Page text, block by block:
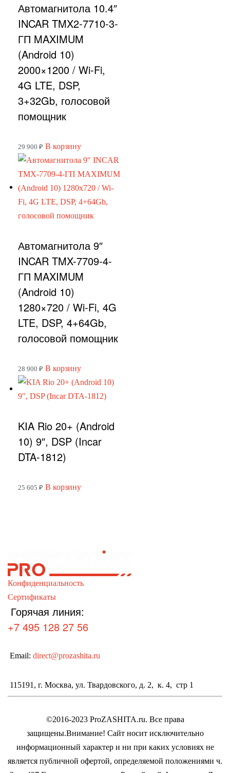
Автомагнитола 10.4″
INCAR TMX2-7710-3-
ГП MAXIMUM
(Android 10)
2000×1200 / Wi-Fi,
4G LTE, DSP,
3+32Gb, голосовой
помощник
29 900 ₽ В корзину
Автомагнитола 9″
INCAR TMX-7709-4-
ГП MAXIMUM
(Android 10)
1280×720 / Wi-Fi, 4G
LTE, DSP, 4+64Gb,
голосовой помощник
28 900 ₽ В корзину
KIA Rio 20+ (Android
10) 9″, DSP (Incar
DTA-1812)
25 605 ₽ В корзину
Конфиденциальность
Сертификаты
Горячая линия:
+7 495 128 27 56
Email: direct@prozashita.ru
115191, г. Москва, ул. Твардовского, д. 2, к. 4, стр 1
©2016-2023 ProZASHITA.ru. Все права
защищены.Внимание! Cайт носит исключительно
информационный характер и ни при каких условиях не
является публичной офертой, определяемой положениями ч.